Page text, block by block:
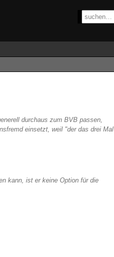
durchaus zum BVB passen,
einsetzt, weil "der das drei Mal
kann, ist er keine Option für die